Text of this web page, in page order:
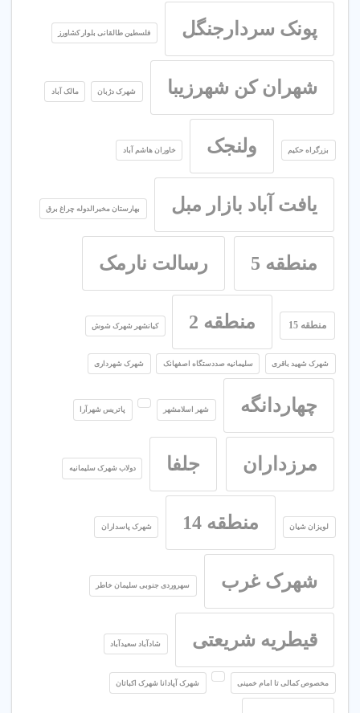
پونک سردارجنگل فلسطین طالقانی بلوار کشاورز
شهران کن شهرزیبا شهرک دژبان مالک آباد
بزرگراه حکیم ولنجک خاوران هاشم آباد
یافت آباد بازار مبل بهارستان مخبرالدوله چراغ برق
منطقه 5 رسالت نارمک
منطقه 15 منطقه 2 کیانشهر شهرک شوش
شهرک شهید باقری سلیمانیه صددستگاه اصفهانک شهرک شهرداری
چهاردانگه شهر اسلامشهر پاتریس شهرآرا
مرزداران جلفا دولاب شهرک سلیمانیه
لویزان شیان منطقه 14 شهرک پاسداران
شهرک غرب سهروردی جنوبی سلیمان خاطر
قیطریه شریعتی شادآباد سعیدآباد
مخصوص کمالی تا امام خمینی شهرک آپادانا شهرک اکباتان